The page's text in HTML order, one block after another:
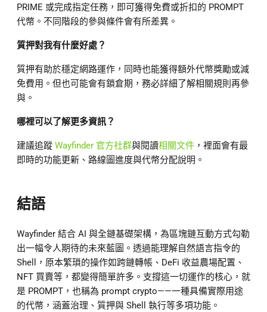
PRIME 或完成指定任務，即可獲得免費或折扣的 PROMPT
代幣。不同階段的參與條件會有所差異。
質押對我有什麼好處？
質押有助於穩定網路運作，同時也能獲得額外代幣獎勵或減
免費用。但也可能會有鎖倉期，務必詳細了解相關規則再參
與。
哪裡可以了解更多資訊？
建議追蹤 Wayfinder 官方社群與閱讀相關文件 ，裡面會有最
即時的功能更新、路線圖進度與代幣分配說明。
結語
Wayfinder 結合 AI 與全鏈基礎架構，為區塊鏈互動方式勾勒
出一幅令人期待的未來藍圖。透過能理解自然語言指令的
Shell，原本繁瑣的操作如跨鏈轉帳、DeFi 收益農場配置、
NFT 買賣等，都變得簡單許多。支撐這一切運作的核心，就
是 PROMPT，也稱為 prompt crypto——一種具備實際用途
的代幣，涵蓋治理、質押與 Shell 執行等多項功能。